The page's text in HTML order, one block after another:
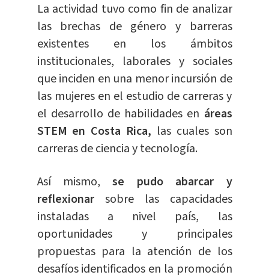
La actividad tuvo como fin de analizar
las brechas de género y barreras
existentes en los ámbitos
institucionales, laborales y sociales
que inciden en una menor incursión de
las mujeres en el estudio de carreras y
el desarrollo de habilidades en áreas
STEM en Costa Rica, las cuales son
carreras de ciencia y tecnología.
Así mismo,se pudo abarcar y
reflexionar sobre las capacidades
instaladas a nivel país, las
oportunidades y principales
propuestas para la atención de los
desafíos identificados en la promoción